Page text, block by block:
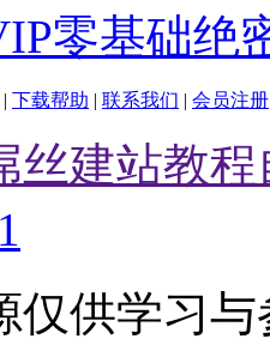
零基础绝
| 下载帮助 | 联系我们 | 会员注册
丝建站教
仅供学习